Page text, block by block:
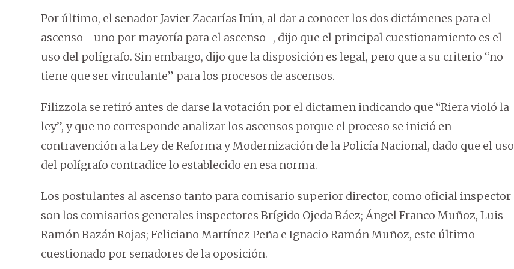
Por último, el senador Javier Zacarías Irún, al dar a conocer los dos dictámenes para el
ascenso –uno por mayoría para el ascenso–, dijo que el principal cuestionamiento es el
uso del polígrafo. Sin embargo, dijo que la disposición es legal, pero que a su criterio “no
tiene que ser vinculante” para los procesos de ascensos.
Filizzola se retiró antes de darse la votación por el dictamen indicando que “Riera violó la
ley”, y que no corresponde analizar los ascensos porque el proceso se inició en
contravención a la Ley de Reforma y Modernización de la Policía Nacional, dado que el uso
del polígrafo contradice lo establecido en esa norma.
Los postulantes al ascenso tanto para comisario superior director, como oficial inspector
son los comisarios generales inspectores Brígido Ojeda Báez; Ángel Franco Muñoz, Luis
Ramón Bazán Rojas; Feliciano Martínez Peña e Ignacio Ramón Muñoz, este último
cuestionado por senadores de la oposición.